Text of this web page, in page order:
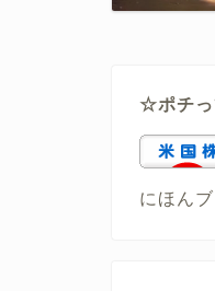
☆ポチっ
にほん